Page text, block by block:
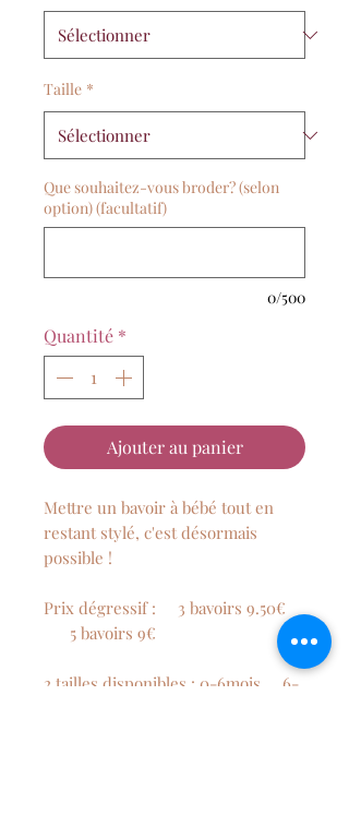
Taille *
Que souhaitez-vous broder? (selon
option) (facultatif)
0/500
Quantité *
Ajouter au panier
Mettre un bavoir à bébé tout en
restant stylé, c'est désormais
possible !
Prix dégressif : 3 bavoirs 9.50€
5 bavoirs 9€
2 tailles disponibles : 0-6mois 6-